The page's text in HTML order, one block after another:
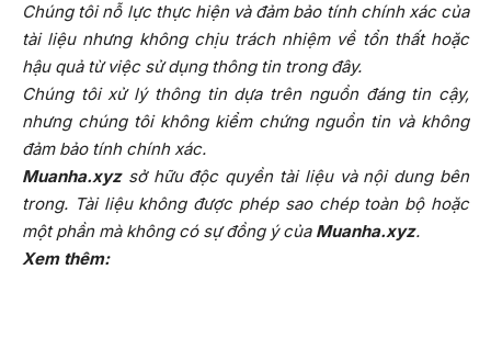
Chúng tôi nỗ lực thực hiện và đảm bảo tính chính xác của
tài liệu nhưng không chịu trách nhiệm về tổn thất hoặc
hậu quả từ việc sử dụng thông tin trong đây.
Chúng tôi xử lý thông tin dựa trên nguồn đáng tin cậy,
nhưng chúng tôi không kiểm chứng nguồn tin và không
đảm bảo tính chính xác.
Muanha.xyz sở hữu độc quyền tài liệu và nội dung bên
trong. Tài liệu không được phép sao chép toàn bộ hoặc
một phần mà không có sự đồng ý của Muanha.xyz.
Xem thêm: